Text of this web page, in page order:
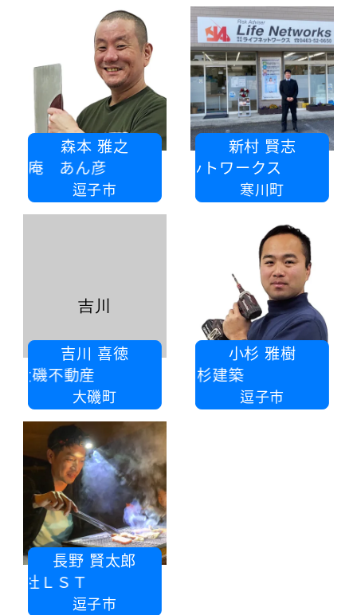
森本 雅之
庵 あん彦
逗子市
新村 賢志
株式会社ライフネットワークス
寒川町
吉川 喜徳
磯不動産
大磯町
吉川
小杉 雅樹
小杉建築
逗子市
長野 賢太郎
社ＬＳＴ
逗子市